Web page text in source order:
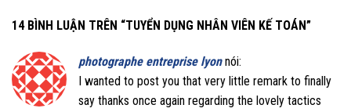
14 BÌNH LUẬN TRÊN “TUYỂN DỤNG NHÂN VIÊN KẾ TOÁN”
photographe entreprise lyon nói:
I wanted to post you that very little remark to finally
say thanks once again regarding the lovely tactics